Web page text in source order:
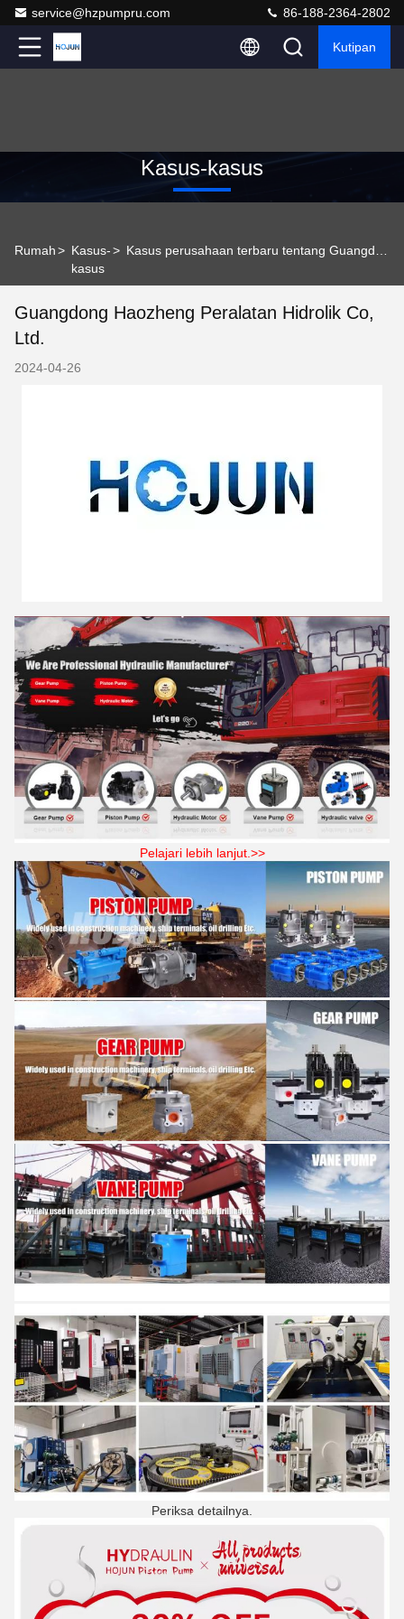
service@hzpumpru.com 86-188-2364-2802
Kutipan
Kasus-kasus
Rumah> Kasus-
kasus
>
Guangdong Haozheng Peralatan Hidrolik Co,
Ltd.
2024-04-26
Pelajari lebih lanjut.>>
Periksa detailnya.